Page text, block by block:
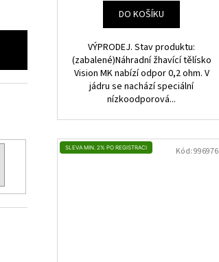
DO KOŠÍKU
VÝPRODEJ. Stav produktu:
(zabalené)Náhradní žhavící tělísko
Vision MK nabízí odpor 0,2 ohm. V
jádru se nachází speciální
nízkoodporová...
SLEVA MIN. 2% PO REGISTRACI Kód:996976